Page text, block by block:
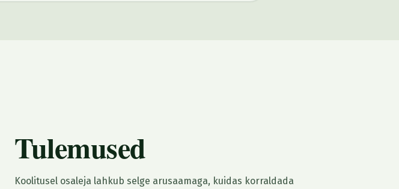
Tulemused
Koolitusel osaleja lahkub selge arusaamaga, kuidas korraldada